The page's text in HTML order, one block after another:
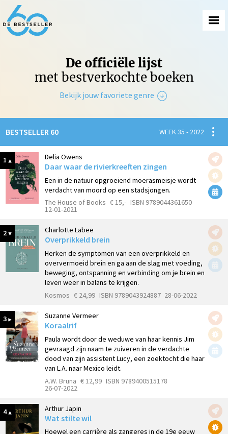
De officiële lijst
met bestverkochte boeken
Bekijk jouw favoriete genre
Fictie
BESTSELLER 60 WEEK 35 - 2022
1 Delia Owens
Daar waar de rivierkreeften zingen
Een in de natuur opgroeiend moerasmeisje wordt
verdacht van moord op een stadsjongen.
The House of Books € 15,- ISBN 9789044361650
12-01-2021
2 Charlotte Labee
Overprikkeld brein
Herken de symptomen van een overprikkeld en
oververmoeid brein en ga aan de slag met voeding,
beweging, ontspanning en verbinding om je brein en
leven weer in balans te krijgen.
Kosmos € 24,99 ISBN 9789043924887 28-06-2022
3 Suzanne Vermeer
Koraalrif
Paula wordt door de weduwe van haar kennis Jim
gevraagd zijn naam te zuiveren in de verdachte
dood van zijn assistent Lucy, een zoektocht die haar
van L.A. naar Mexico leidt.
A.W. Bruna € 12,99 ISBN 9789400515178
26-07-2022
4 Arthur Japin
Wat stilte wil
Hoewel een carrière als zangeres in de 19e eeuw